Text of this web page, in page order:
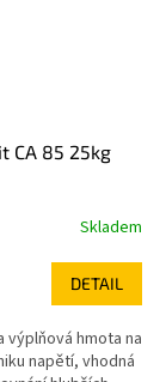
CA 85 25kg
Skladem
DETAIL
výplňová hmota na
napětí, vhodná